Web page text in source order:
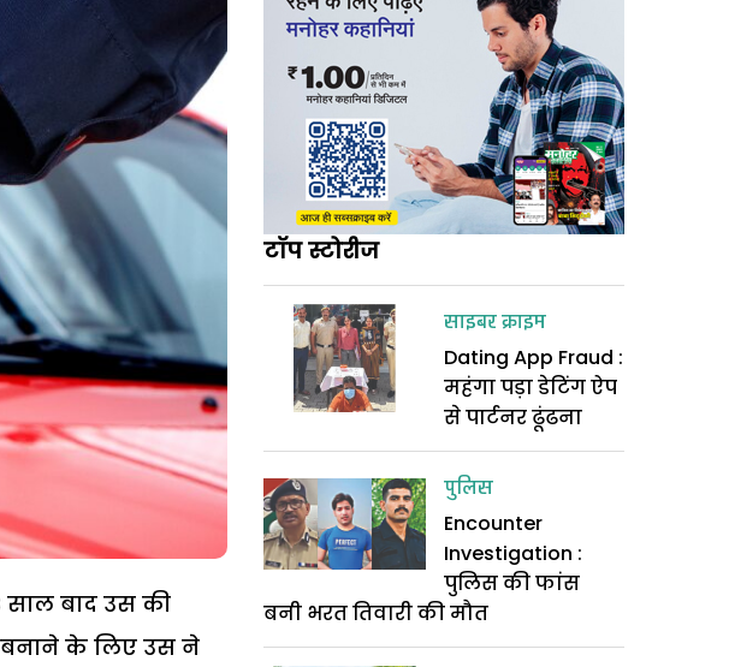
साल बाद उस की
बनाने के लिए उस ने
टॉप स्टोरीज
साइबर क्राइम
Dating App Fraud :
महंगा पड़ा डेटिंग ऐप
से पार्टनर ढूंढना
पुलिस
Encounter
Investigation :
पुलिस की फांस
बनी भरत तिवारी की मौत